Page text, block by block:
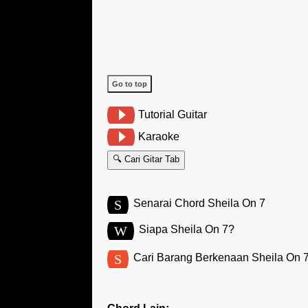
Go to top
Tutorial Guitar
Karaoke
🔍 Cari Gitar Tab
S Senarai Chord Sheila On 7
W Siapa Sheila On 7?
S Cari Barang Berkenaan Sheila On